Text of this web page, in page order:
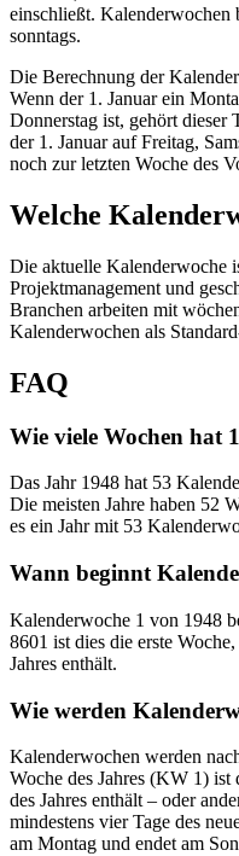
einschließt. Kalenderwochen
sonntags.
Die Berechnung der
Wenn der 1. Januar ein
Donnerstag ist, gehört dieser
der 1. Januar auf Freitag,
noch zur letzten Woche des
Welche
Die aktuelle Kalenderwoche
Projektmanagement und
Branchen arbeiten mit
Kalenderwochen als
FAQ
Wie viele Wochen hat
Das Jahr 1948 hat 53
Die meisten Jahre haben 52
es ein Jahr mit 53
Wann beginnt
Kalenderwoche 1 von 1948
8601 ist dies die erste
Jahres enthält.
Wie werden
Kalenderwochen werden
Woche des Jahres (KW 1) ist
des Jahres enthält – oder
mindestens vier Tage des
am Montag und endet am